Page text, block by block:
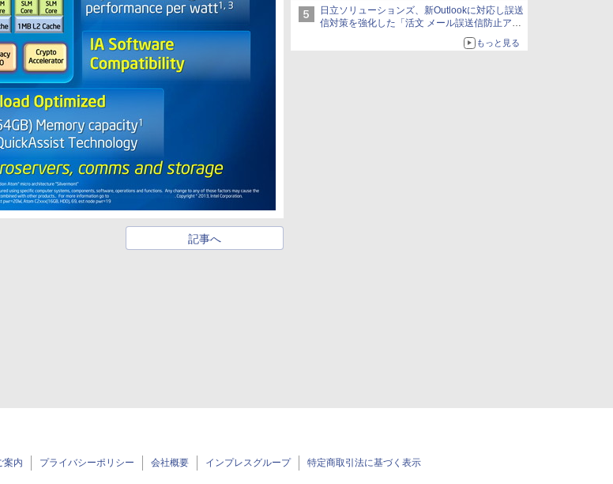
日立ソリューションズ、新Outlookに対応し誤送
信対策を強化した「活文 メール誤送信防止アド
もっと見る
記事へ
案内 プライバシーポリシー 会社概要 インプレスグループ 特定商取引法に基づく表示